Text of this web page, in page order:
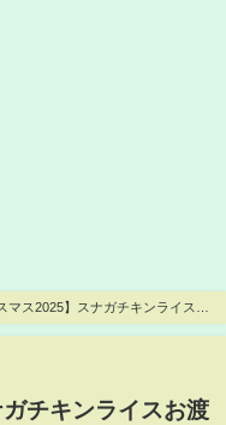
マス2025】スナガチキンライスお
チキンライスお渡